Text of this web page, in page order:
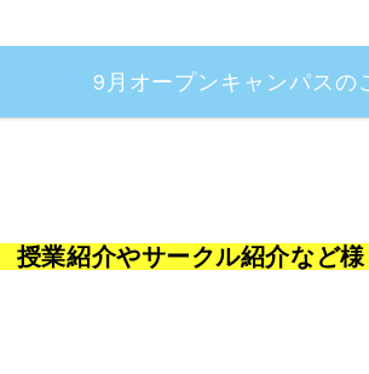
9月オープンキャンパスの
業紹介やサークル紹介など